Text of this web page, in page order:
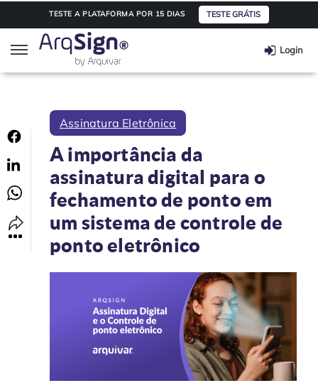
TESTE A PLATAFORMA POR 15 DIAS TESTE GRÁTIS
Soluções
Assinatura digital
Integração de API
Automação e Workflow
Segmentos
Transporte e Logística
Contabilidade
Planos e Preços
Parceiros
Integre seu software
Indique a ArqSin
Suporte
Login
Assinatura Eletrônica
A importância da
assinatura digital para o
fechamento de ponto em
um sistema de controle de
ponto eletrônico